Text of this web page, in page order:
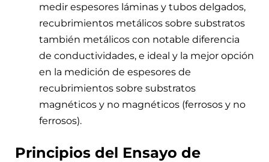
medir espesores láminas y tubos delgados,
recubrimientos metálicos sobre substratos
también metálicos con notable diferencia
de conductividades, e ideal y la mejor opción
en la medición de espesores de
recubrimientos sobre substratos
magnéticos y no magnéticos (ferrosos y no
ferrosos).
Principios del Ensayo de